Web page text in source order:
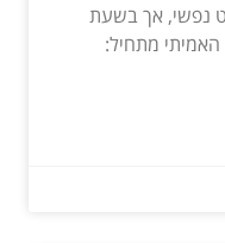
נפשי, אך בשעת
מתחיל: